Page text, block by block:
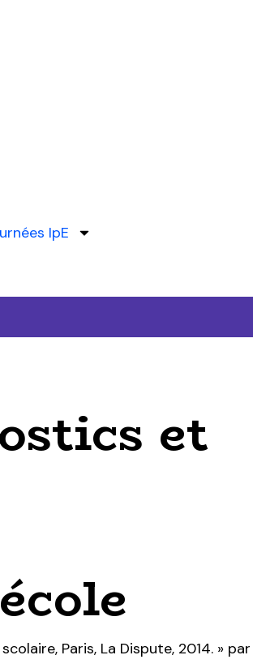
IpE
et
Paris, La Dispute, 2014. » par